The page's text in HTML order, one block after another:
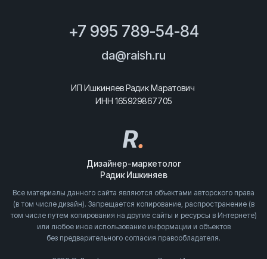
+7 995 789-54-84
da@raish.ru
ИП Ишкиняев Радик Маратович
ИНН 165929867705
R.
Дизайнер-маркетолог
Радик Ишкиняев
Все материалы данного сайта являются объектами авторского права
(в том числе дизайн). Запрещается копирование, распространение (в
том числе путем копирования на другие сайты и ресурсы в Интернете)
или любое иное использование информации и объектов
без предварительного согласия правообладателя.